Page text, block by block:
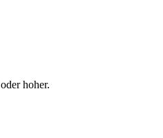
oder hoher.